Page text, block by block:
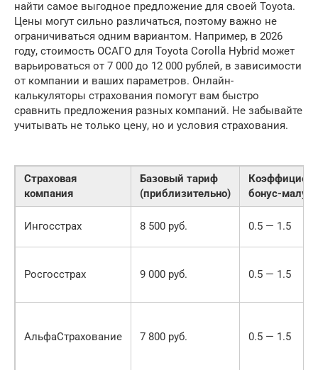
найти самое выгодное предложение для своей Toyota.
Цены могут сильно различаться, поэтому важно не
ограничиваться одним вариантом. Например, в 2026
году, стоимость ОСАГО для Toyota Corolla Hybrid может
варьироваться от 7 000 до 12 000 рублей, в зависимости
от компании и ваших параметров. Онлайн-
калькуляторы страхования помогут вам быстро
сравнить предложения разных компаний. Не забывайте
учитывать не только цену, но и условия страхования.
Страховая
компания
Базовый тариф
(приблизительно)
Коэффициент
бонус-малус
Ингосстрах 8 500 руб. 0.5 — 1.5
Росгосстрах 9 000 руб. 0.5 — 1.5
АльфаСтрахование 7 800 руб. 0.5 — 1.5